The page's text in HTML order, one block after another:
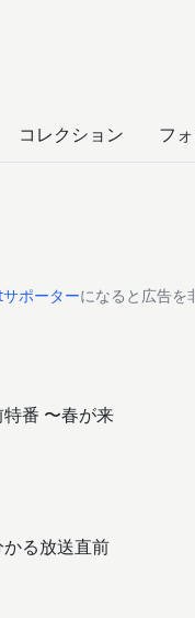
コレクション フ
ポーターになると広告を
番 〜春が来
る放送直前